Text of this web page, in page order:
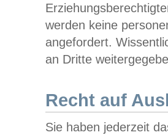
werden keine
angefordert.
an Dritte
Recht auf
Sie haben jederzeit